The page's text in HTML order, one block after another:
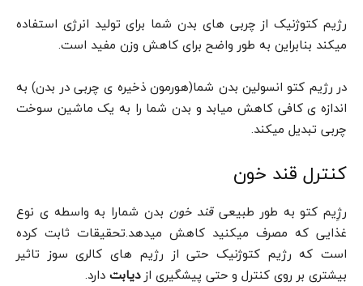
رژیم کتوژنیک از چربی های بدن شما برای تولید انرژی استفاده
میکند بنابراین به طور واضح برای کاهش وزن مفید است.
در رژیم کتو انسولین بدن شما(هورمون ذخیره ی چربی در بدن) به
اندازه ی کافی کاهش میابد و بدن شما را به یک ماشین سوخت
چربی تبدیل میکند.
کنترل قند خون
رژِیم کتو به طور طبیعیقند خون بدن شمارا به واسطه ی نوع
غذایی که مصرف میکنید کاهش میدهد.تحقیقات ثابت کرده
است که رژیم کتوژنیک حتی از رژیم های کالری سوز تاثیر
بیشتری بر روی کنترل و حتی پیشگیری ازدیابتدارد.